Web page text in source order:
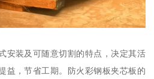
安装及可随意切割的特点，决定其活
益，节省工期。防火彩钢板夹芯板的